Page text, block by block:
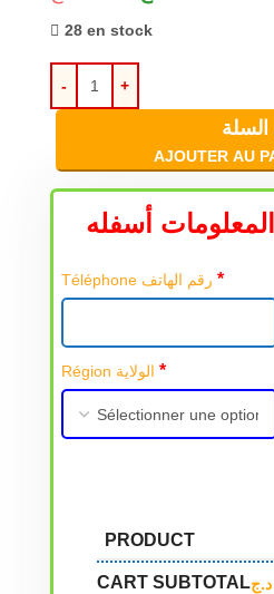
28 en stock
أسفله
*
*
PRODUCT
CART SUBTOTALد.ج